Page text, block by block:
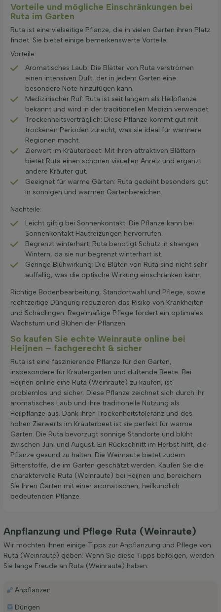
Vorteile und mögliche Einschränkungen bei
Ruta im Garten
Ruta ist eine vielseitige Pflanze, die in vielen Gärten ihren Platz
findet. Sie bietet einige bemerkenswerte Vorteile:
Vorteile:
Aromatisches Laub: Die Blätter von Ruta verströmen
einen intensiven Duft, der in jedem Garten eine
besondere Note hinzufügen kann.
Medizinischer Ruf: Ruta ist seit langem als Heilpflanze
bekannt und wird in der traditionellen Medizin verwendet.
Trockenheitsverträglich: Diese Pflanze kommt gut mit
trockenen Perioden zurecht, was sie ideal für wärmere
Regionen macht.
Zierwert im Kräuterbeet: Mit ihren attraktiven Blättern
bietet Ruta einen schönen visuellen Anreiz und ergänzt
andere Kräuter gut.
Geeignet für warme Gärten: Ruta gedeiht besonders gut
in sonnigen und warmen Gartenbereichen.
Nachteile:
Leicht giftig bei Sonnenkontakt: Die Pflanze kann bei
Sonnenkontakt Hautreizungen hervorrufen.
Begrenzt winterhart: Ruta benötigt Schutz in strengen
Wintern, da sie nur begrenzt winterhart ist.
Geringe Blühwirkung: Die Blüten von Ruta sind nicht sehr
auffällig, was die optische Wirkung einschränken kann.
Richtige Bodenbearbeitung, Standortwahl und Pflege, sowie
rechtzeitige Düngung reduzieren das Risiko von Krankheiten
und Schädlingen. Regelmäßige Pflege fördert ein optimales
Wachstum und Blühen der Pflanzen.
So kaufen Sie echte Weinraute online bei
Heijnen – fachgerecht & sicher
Ruta ist eine faszinierende Pflanze für den Garten,
insbesondere für Kräutergärten und duftende Beete. Bei
Heijnen online eine Ruta (Weinraute) zu kaufen, ist
problemlos und sicher. Diese Pflanze zeichnet sich durch ihr
aromatisches Laub und ihre traditionelle Nutzung als
Heilpflanze aus. Dank ihrer Trockenheitstoleranz und des
hohen Zierwerts im Kräuterbeet ist sie perfekt für warme
Gärten. Die Ruta bevorzugt sonnige Standorte und blüht
zwischen Juni und August. Ein Rückschnitt im Herbst hilft, die
Pflanze gesund zu halten. Die Weinraute bietet zudem
Bitterstoffe, die im Garten geschätzt werden. Kaufen Sie die
charaktervolle Ruta (Weinraute) bei Heijnen und bereichern
Sie Ihren Garten mit einer aromatischen, heilkundlich
bedeutenden Pflanze.
Anpflanzung und Pflege Ruta (Weinraute)
Wir möchten Ihnen einige Tipps zur Anpflanzung und Pflege von
Ruta (Weinraute) geben. Wenn Sie diese Tipps befolgen, werden
Sie lange Freude an Ruta (Weinraute) haben.
Anpflanzen
Düngen